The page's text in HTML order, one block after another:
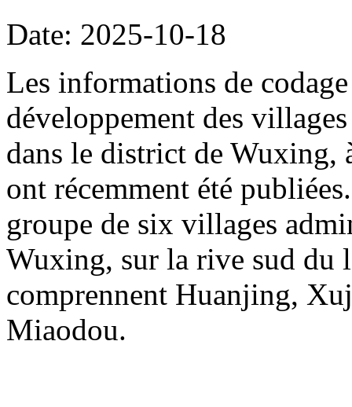
Date: 2025-10-18
Les informations de
développement des
dans le district de Wuxing,
ont récemment été
groupe de six villages
Wuxing, sur la rive sud du
comprennent Huanjing,
Miaodou.